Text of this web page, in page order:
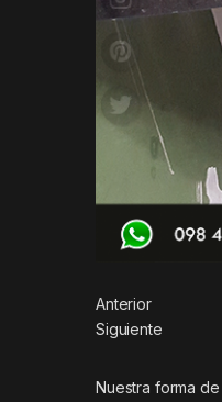
Anterior
Siguiente
Nuestra forma